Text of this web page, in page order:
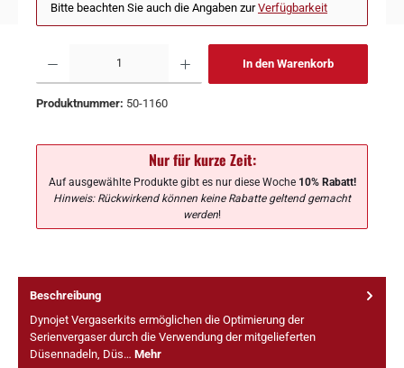
Bitte beachten Sie auch die Angaben zurVerfügbarkeit
In den Warenkorb
Produktnummer: 50-1160
Nur für kurze Zeit:
Auf ausgewählte Produkte gibt es nur diese Woche10% Rabatt!
Hinweis: Rückwirkend können keine Rabatte geltend gemacht
werden!
Beschreibung
Dynojet Vergaserkits ermöglichen die Optimierung der
Serienvergaser durch die Verwendung der mitgelieferten
Düsennadeln, Düs… Mehr